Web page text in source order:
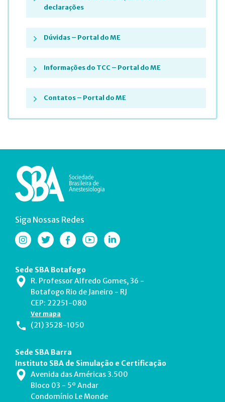
declarações
Dúvidas – Portal do ME
Informações do TCC – Portal do ME
Contatos – Portal do ME
Siga Nossas Redes
Sede SBA Botafogo
R. Professor Alfredo Gomes, 36 -
Botafogo Rio de Janeiro - RJ
CEP: 22251-080
Ver mapa
(21) 3528-1050
Sede SBA Barra
Instituto SBA de Simulação e Certificação
Avenida das Américas 3.500
Bloco 03 - 5º Andar
Condomínio Le Monde